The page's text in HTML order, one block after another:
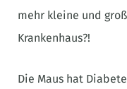
mehr kleine und
Krankenhaus?!
Die Maus hat